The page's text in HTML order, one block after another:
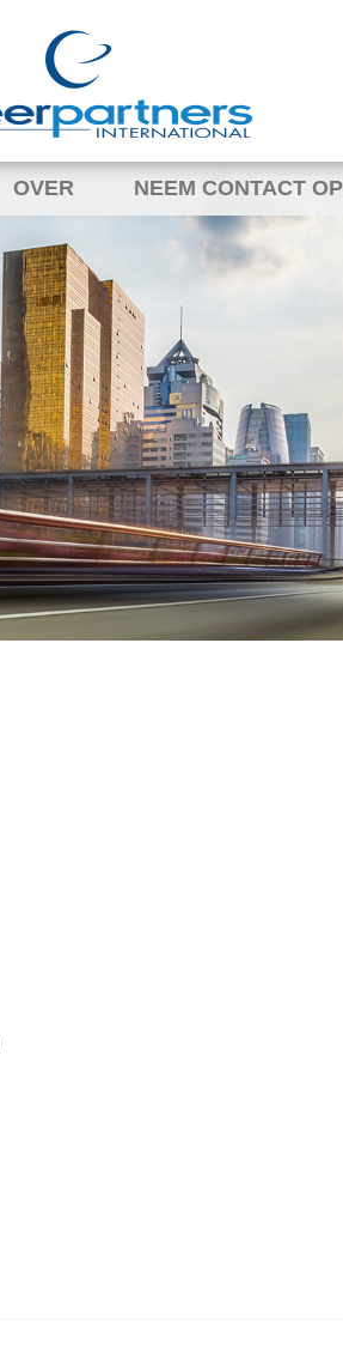
OVER NEEM CONTACT